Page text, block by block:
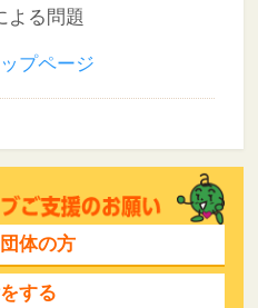
よる問題
プページ
体の方
する